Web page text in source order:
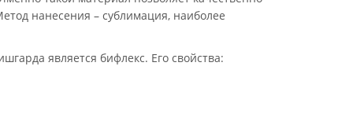
нанесения – сублимация, наиболее
является бифлекс. Его свойства: